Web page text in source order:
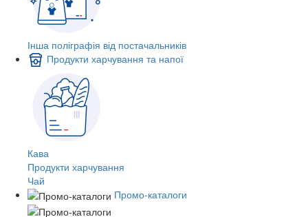
Інша поліграфія від постачальників
Продукти харчування та напої
Кава
Продукти харчування
Чай
Промо-каталоги